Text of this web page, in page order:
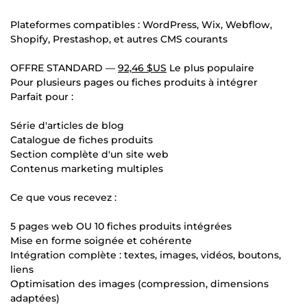
Plateformes compatibles : WordPress, Wix, Webflow,
Shopify, Prestashop, et autres CMS courants
OFFRE STANDARD — 92,46 $US Le plus populaire
Pour plusieurs pages ou fiches produits à intégrer
Parfait pour :
Série d'articles de blog
Catalogue de fiches produits
Section complète d'un site web
Contenus marketing multiples
Ce que vous recevez :
5 pages web OU 10 fiches produits intégrées
Mise en forme soignée et cohérente
Intégration complète : textes, images, vidéos, boutons,
liens
Optimisation des images (compression, dimensions
adaptées)